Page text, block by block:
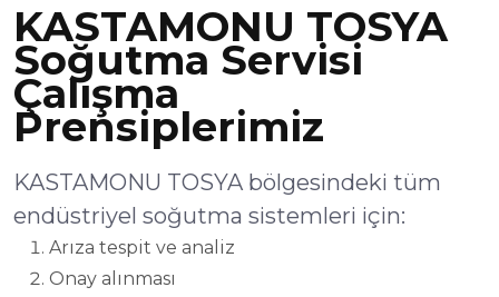
KASTAMONU TOSYA
Soğutma Servisi
Çalışma
Prensiplerimiz
KASTAMONU TOSYA bölgesindeki tüm
endüstriyel soğutma sistemleri için:
Arıza tespit ve analiz
Onay alınması